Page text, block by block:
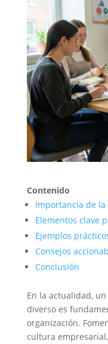
Contenido
Importancia de
Elementos clave
Ejemplos
Consejos
Conclusión
En la actualidad,
diverso es
organización.
cultura